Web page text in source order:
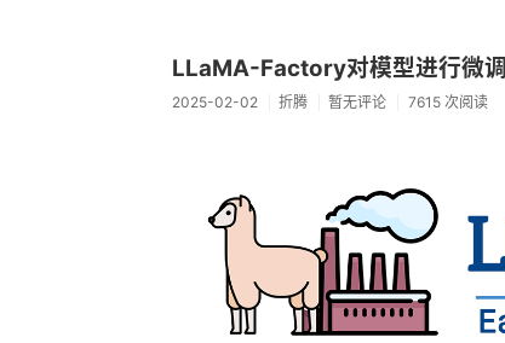
LLaMA-Factory对模型进行微调
2025-02-02 折腾 暂无评论 7615 次阅读